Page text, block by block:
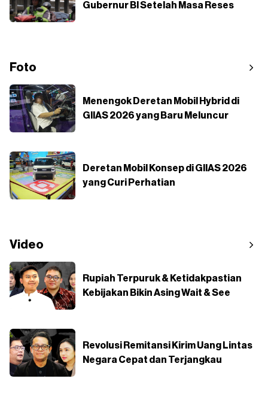
Gubernur BI Setelah Masa Reses
Foto
Menengok Deretan Mobil Hybrid di
GIIAS 2026 yang Baru Meluncur
Deretan Mobil Konsep di GIIAS 2026
yang Curi Perhatian
Video
Rupiah Terpuruk & Ketidakpastian
Kebijakan Bikin Asing Wait & See
Revolusi Remitansi Kirim Uang Lintas
Negara Cepat dan Terjangkau